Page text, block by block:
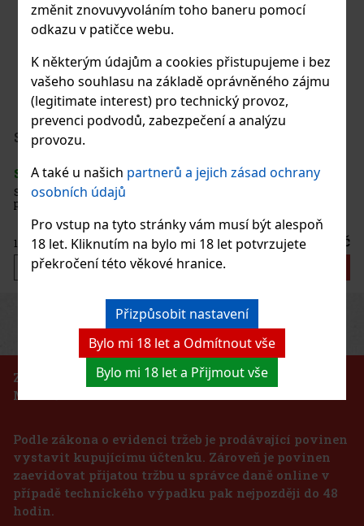
změnit znovuvyvoláním toho baneru pomocí
odkazu v patičce webu.
K některým údajům a cookies přistupujeme i bez
vašeho souhlasu na základě oprávněného zájmu
(legitimate interest) pro technický provoz,
prevenci podvodů, zabezpečení a analýzu
provozu.
A také u našich partnerů a jejich zásad ochrany
osobních údajů
Pro vstup na tyto stránky vám musí být alespoň
18 let. Kliknutím na bylo mi 18 let potvrzujete
překročení této věkové hranice.
Přizpůsobit nastavení
Bylo mi 18 let a Odmítnout vše
Bylo mi 18 let a Přijmout vše
Zino ořezávač Z9 Z-Coll- L2
SKLADEM(2 ks)
1 136 Kč bez DPH
Davidoff ořezávač nerez broušený
SKLADEM(2 ks)
3 079Kč bez DPH
Serbetli Toastet Berri 50g
SKLADEM(3 ks)
Serbetli Toastet Berri 50g - turecký světlý tabák do vodní dýmky s
příchutí kořeněného mixu malin a ostružin.
132 Kč bez DPH 160 Kč
Joya de Nicaragua Cinco de Cinco Sampler - 4 ks
PreviousNext
ZÁKAZ PRODEJE TABÁKOVÝCH VÝROBKŮ OSOBÁM
MLADŠÍM 18 LET!!!
Podle zákona o evidenci tržeb je prodávající povinen
vystavit kupujícímu účtenku. Zároveň je povinen
zaevidovat přijatou tržbu u správce daně online v
případě technického výpadku pak nejpozději do 48
hodin.